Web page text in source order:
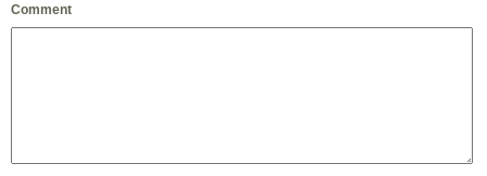
Comment